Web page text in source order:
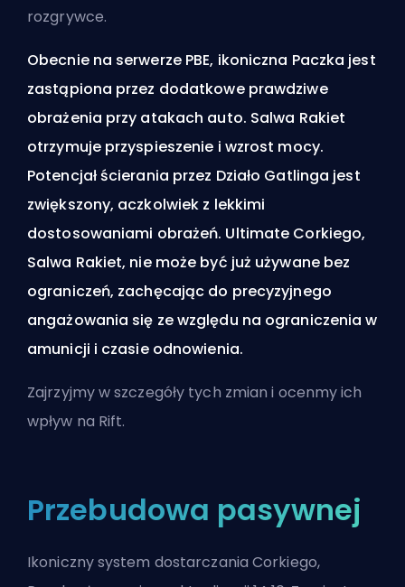
rozgrywce.
Obecnie na serwerze PBE, ikoniczna Paczka jest
zastąpiona przez dodatkowe prawdziwe
obrażenia przy atakach auto. Salwa Rakiet
otrzymuje przyspieszenie i wzrost mocy.
Potencjał ścierania przez Działo Gatlinga jest
zwiększony, aczkolwiek z lekkimi
dostosowaniami obrażeń. Ultimate Corkiego,
Salwa Rakiet, nie może być już używane bez
ograniczeń, zachęcając do precyzyjnego
angażowania się ze względu na ograniczenia w
amunicji i czasie odnowienia.
Zajrzyjmy w szczegóły tych zmian i ocenmy ich
wpływ na Rift.
Przebudowa pasywnej
Ikoniczny system dostarczania Corkiego,